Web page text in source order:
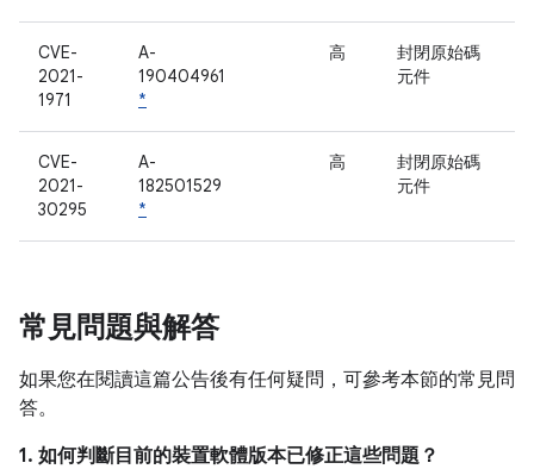
CVE-
2021-
1971
A-
190404961
*
高
封閉原始碼
元件
CVE-
2021-
30295
A-
182501529
*
高
封閉原始碼
元件
常見問題與解答
如果您在閱讀這篇公告後有任何疑問，可參考本節的常見問
答。
1. 如何判斷目前的裝置軟體版本已修正這些問題？